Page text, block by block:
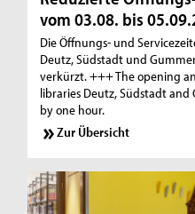
vom 03.08. bis
Die Öffnungs- und
Deutz, Südstadt und
verkürzt. +++ The opening
libraries Deutz, Südstadt
by one hour.
Zur Übersicht